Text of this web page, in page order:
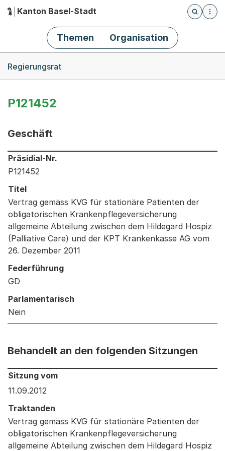
Hauptnavigation
Kanton Basel-Stadt
Öffnet
Themen Organisation
Regierungsrat
P121452
Geschäft
Informationen zum Ausgewählten Geschäft
Präsidial-Nr.
P121452
Titel
Vertrag gemäss KVG für stationäre Patienten der
obligatorischen Krankenpflegeversicherung
allgemeine Abteilung zwischen dem Hildegard Hospiz
(Palliative Care) und der KPT Krankenkasse AG vom
26. Dezember 2011
Federführung
GD
Parlamentarisch
Nein
Behandelt an den folgenden Sitzungen
Behandelt an den folgenden Sitzungen: Informationen
Sitzung vom
11.09.2012
Traktanden
Vertrag gemäss KVG für stationäre Patienten der
obligatorischen Krankenpflegeversicherung
allgemeine Abteilung zwischen dem Hildegard Hospiz